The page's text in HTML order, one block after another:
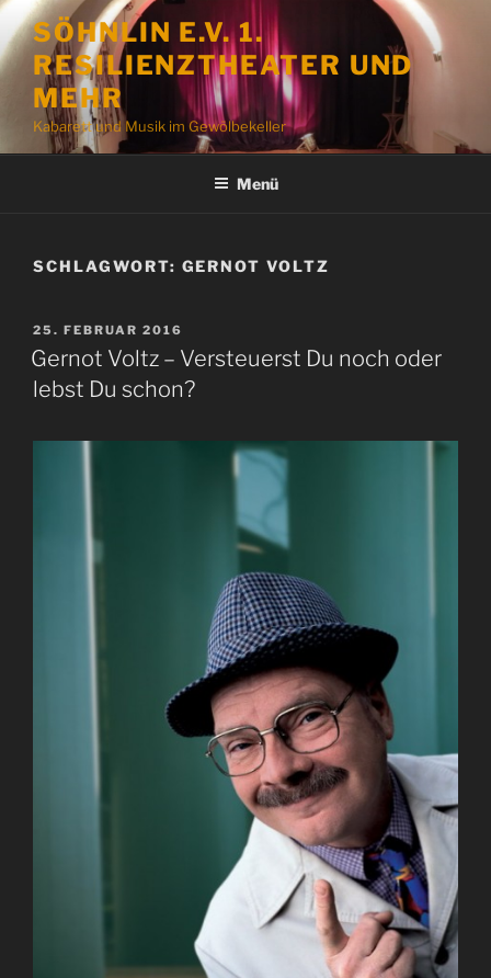
Zum
Inhalt
springen
SÖHNLIN E.V. 1.
RESILIENZTHEATER UND
MEHR
Kabarett und Musik im Gewölbekeller
Menü
SCHLAGWORT: GERNOT VOLTZ
VERÖFFENTLICHT
AM
25. FEBRUAR 2016
Gernot Voltz – Versteuerst Du noch oder
lebst Du schon?